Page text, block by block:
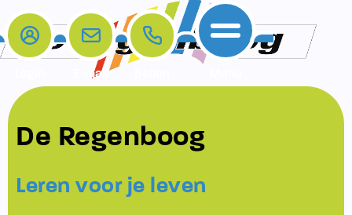
Home
De school
Opleiding en Stage
Ouders
Ouders
Contact
Contact
Samenwerkingen
Schoollogopedist
E-mail
De Regenboog
Leren voor je leven